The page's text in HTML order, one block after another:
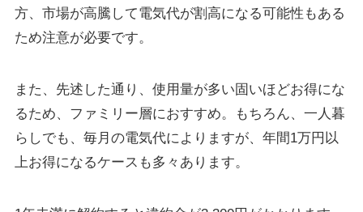
方、市場が高騰して電気代が割高になる可能性もある
ため注意が必要です。
また、先述した通り、使用量が多い固いほどお得にな
るため、ファミリー層におすすめ。もちろん、一人暮
らしでも、毎月の電気代によりますが、年間1万円以
上お得になるケースも多々あります。